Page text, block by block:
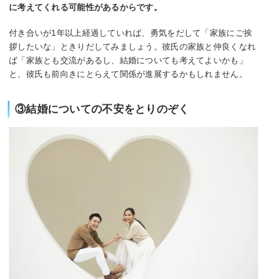
に考えてくれる可能性があるからです。
付き合いが1年以上経過していれば、勇気をだして「家族にご挨
拶したいな」ときりだしてみましょう。彼氏の家族と仲良くなれ
ば「家族とも交流があるし、結婚についても考えてよいかも」
と、彼氏も前向きにとらえて関係が進展するかもしれません。
③結婚についての不安をとりのぞく